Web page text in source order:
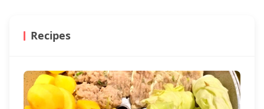
Recipes